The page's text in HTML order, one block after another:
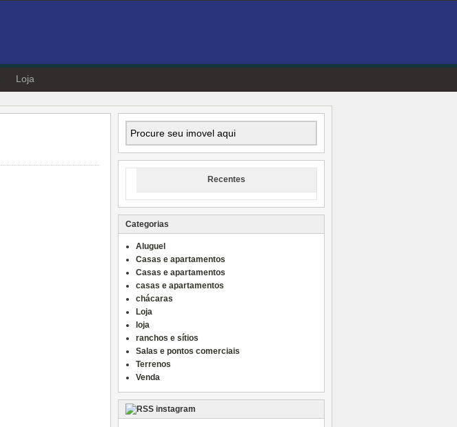
Loja
Recentes
Categorias
Aluguel
Casas e apartamentos
Casas e apartamentos
casas e apartamentos
chácaras
Loja
loja
ranchos e sítios
Salas e pontos comerciais
Terrenos
Venda
instagram